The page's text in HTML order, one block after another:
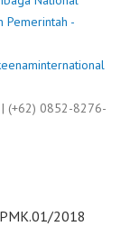
Pemerintah -
(+62) 0852-8276-
2018